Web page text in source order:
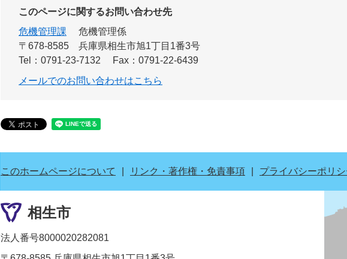
このページに関するお問い合わせ先
危機管理課
危機管理係
〒678-8585
兵庫県相生市旭1丁目1番3号
Tel：0791-23-7132
Fax：0791-22-6439
メールでのお問い合わせはこちら
このホームページについて リンク・著作権・免責事項 プライバシーポリシ
相生市
法人番号8000020282081